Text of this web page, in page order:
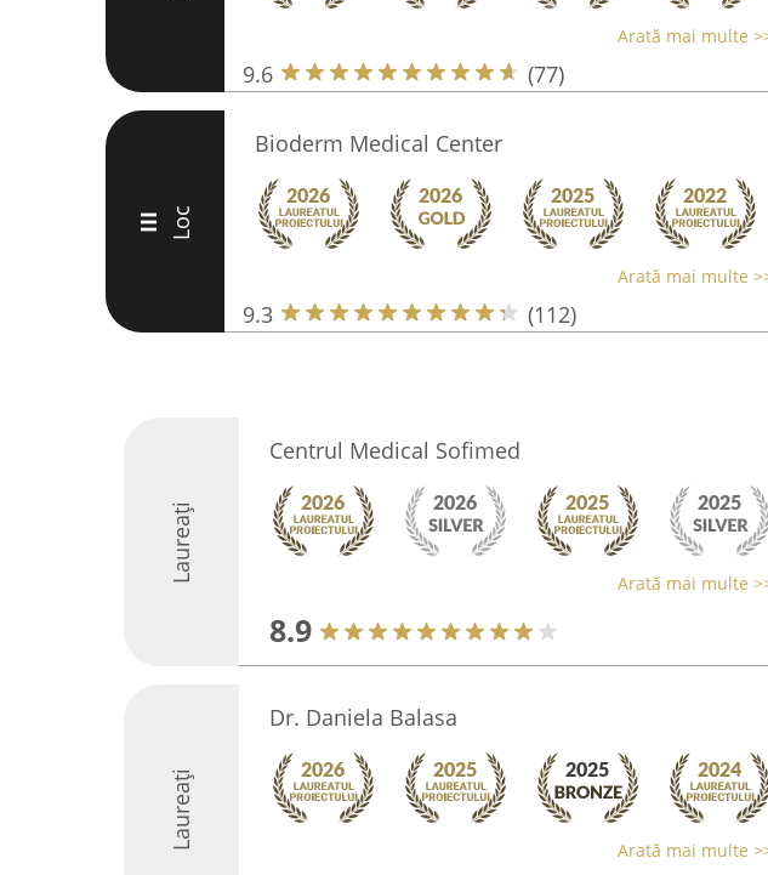
Arată mai multe
9.6 (77)
III Loc
Bioderm Medical Center
Arată mai multe
9.3 (112)
Laureați
Centrul Medical Sofimed
Arată mai multe
8.9
Laureați
Dr. Daniela Balasa
Arată mai multe